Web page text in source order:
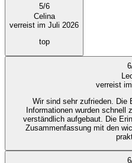
5/6
Celina
verreist im Juli 2026
top
6
verreist
Wir sind sehr zufrieden. Die
Informationen wurden schnell
verständlich aufgebaut. Die
Zusammenfassung mit den
6